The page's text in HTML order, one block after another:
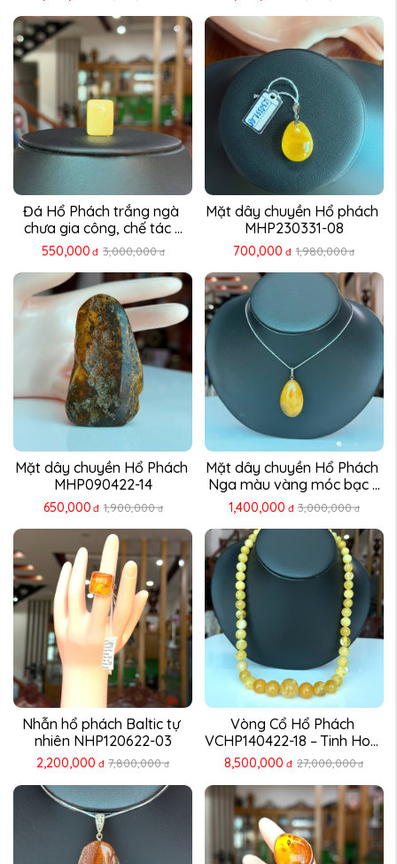
Đá Hổ Phách trắng ngà
chưa gia công, chế tác ...
550,000 đ 3,000,000 đ
Mặt dây chuyền Hổ phách
MHP230331-08
700,000 đ 1,980,000 đ
Mặt dây chuyền Hổ Phách
MHP090422-14
650,000 đ 1,900,000 đ
Mặt dây chuyền Hổ Phách
Nga màu vàng móc bạc ...
1,400,000 đ 3,000,000 đ
Nhẫn hổ phách Baltic tự
nhiên NHP120622-03
2,200,000 đ 7,800,000 đ
Vòng Cổ Hổ Phách
VCHP140422-18 – Tinh Hoa
...
8,500,000 đ 27,000,000 đ